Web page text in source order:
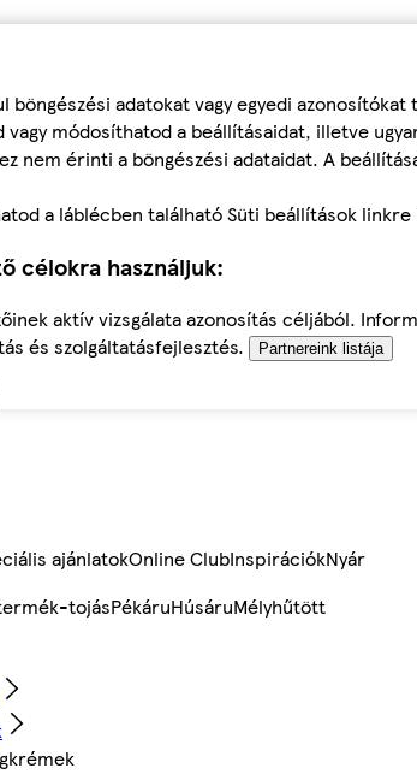
adatokat vagy egyedi
módosíthatod a beállításaidat, illetve
nem érinti a böngészési adataidat. A
a láblécben található Süti beállítások
célokra használjuk:
aktív vizsgálata azonosítás céljából.
és szolgáltatásfejlesztés.
Partnereink listája
ajánlatokOnline ClubInspirációkNyár
tojásPékáruHúsáruMélyhűtött